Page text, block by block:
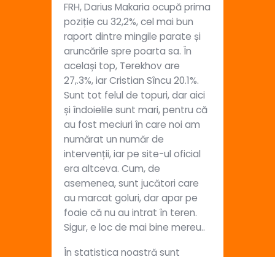
FRH, Darius Makaria ocupă prima
poziție cu 32,2%, cel mai bun
raport dintre mingile parate și
aruncările spre poarta sa. În
același top, Terekhov are
27,.3%, iar Cristian Sîncu 20.1%.
Sunt tot felul de topuri, dar aici
și îndoielile sunt mari, pentru că
au fost meciuri în care noi am
numărat un număr de
intervenții, iar pe site-ul oficial
era altceva. Cum, de
asemenea, sunt jucători care
au marcat goluri, dar apar pe
foaie că nu au intrat în teren.
Sigur, e loc de mai bine mereu..
În statistica noastră sunt